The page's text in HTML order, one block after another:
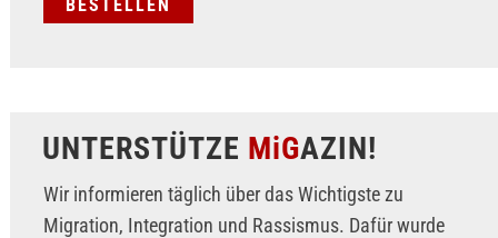
UNTERSTÜTZE MiGAZIN!
Wir informieren täglich über das Wichtigste zu
Migration, Integration und Rassismus. Dafür wurde